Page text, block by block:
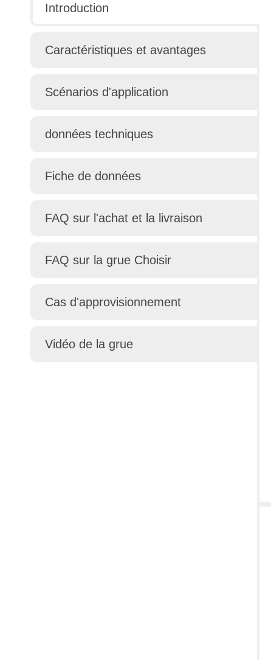
Introduction
Caractéristiques et avantages
Scénarios d'application
données techniques
Fiche de données
FAQ sur l'achat et la livraison
FAQ sur la grue Choisir
Cas d'approvisionnement
Vidéo de la grue